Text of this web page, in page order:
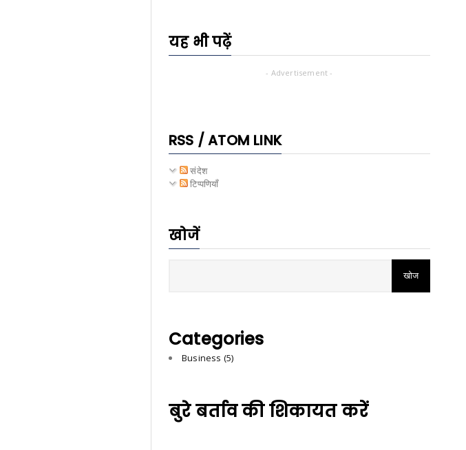
यह भी पढ़ें
- Advertisement -
RSS / ATOM LINK
संदेश
टिप्पणियाँ
खोजें
Categories
Business (5)
बुरे बर्ताव की शिकायत करें